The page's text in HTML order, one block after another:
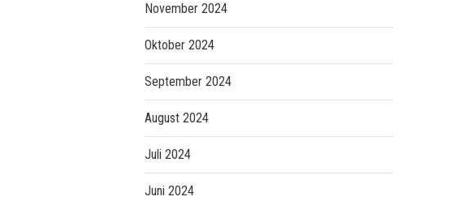
November 2024
Oktober 2024
September 2024
August 2024
Juli 2024
Juni 2024